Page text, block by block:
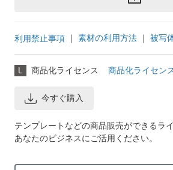
利用禁止事項 ｜ 素材の利用方法 ｜ 被写
L 商品化ライセンス 商品化ライセン
今すぐ購入
テンプレートなどの商品販売ができるラ
あなたのビジネスにご活用ください。